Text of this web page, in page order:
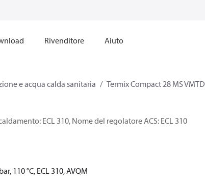
Rivenditore Aiuto
e acqua calda sanitaria Termix Compact 28 MS VMTD
ECL 310, Nome del regolatore ACS: ECL 310
110 °C, ECL 310, AVQM